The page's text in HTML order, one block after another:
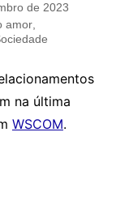
de 2023
amor,
na última
WSCOM.